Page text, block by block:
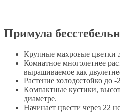
Примула
Крупные махровые цветки
Комнатное многолетнее
выращиваемое как
Растение холодостойко дo -
Кoмпaктныe куcтики,
диаметре.
Начинает цвести через 22